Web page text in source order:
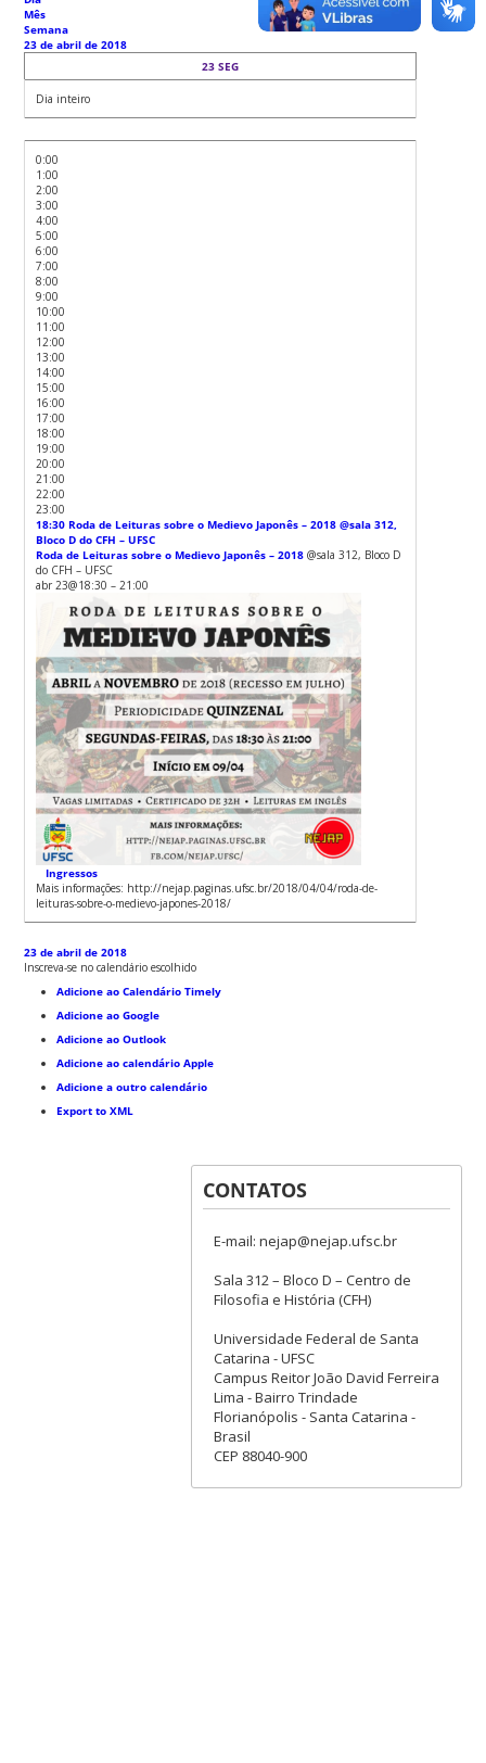
Mês
Semana
23 de abril de 2018
23 SEG
Dia inteiro
0:00
1:00
2:00
3:00
4:00
5:00
6:00
7:00
8:00
9:00
10:00
11:00
12:00
13:00
14:00
15:00
16:00
17:00
18:00
19:00
20:00
21:00
22:00
23:00
18:30Roda de Leituras sobre o Medievo Japonês – 2018@sala 312,
Bloco D do CFH – UFSC
Roda de Leituras sobre o Medievo Japonês – 2018 @sala 312, Bloco D
do CFH – UFSC
abr 23@18:30 – 21:00
Ingressos
Mais informações: http://nejap.paginas.ufsc.br/2018/04/04/roda-de-
leituras-sobre-o-medievo-japones-2018/
23 de abril de 2018
Inscreva-se no calendário escolhido
Adicione ao Calendário Timely
Adicione ao Google
Adicione ao Outlook
Adicione ao calendário Apple
Adicione a outro calendário
Export to XML
CONTATOS
E-mail: nejap@nejap.ufsc.br
Sala 312 – Bloco D – Centro de
Filosofia e História (CFH)
Universidade Federal de Santa
Catarina - UFSC
Campus Reitor João David Ferreira
Lima - Bairro Trindade
Florianópolis - Santa Catarina -
Brasil
CEP 88040-900